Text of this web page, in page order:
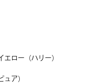
ロー（ハリー）
ア）